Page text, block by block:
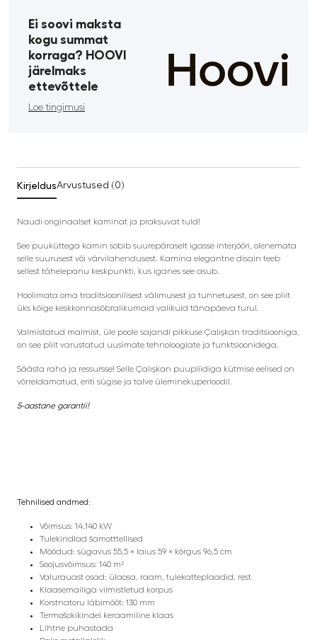
Ei soovi maksta
kogu summat
korraga? HOOVI
järelmaks
ettevõttele
Loe tingimusi
KirjeldusArvustused (0)
Naudi originaalset kaminat ja praksuvat tuld!
See puuküttega kamin sobib suurepäraselt igasse interjööri, olenemata
selle suurusest või värvilahendusest. Kamina elegantne disain teeb
sellest tähelepanu keskpunkti, kus iganes see asub.
Hoolimata oma traditsioonilisest välimusest ja tunnetusest, on see pliit
üks kõige keskkonnasõbralikumaid valikuid tänapäeva turul.
Valmistatud malmist, üle poole sajandi pikkuse Çalışkan traditsiooniga,
on see pliit varustatud uusimate tehnoloogiate ja funktsioonidega.
Säästa raha ja ressursse! Selle Çalışkan puupliidiga kütmise eelised on
võrreldamatud, eriti sügise ja talve üleminekuperioodil.
5-aastane garantii!
Tehnilised andmed:
Võimsus: 14,140 kW
Tulekindlad šamotttellised
Mõõdud: sügavus 55,5 × laius 59 × kõrgus 96,5 cm
Soojusvõimsus: 140 m²
Valurauast osad: ülaosa, raam, tulekatteplaadid, rest
Klaasemailiga viimistletud korpus
Korstnatoru läbimõõt: 130 mm
Termošokikindel keraamiline klaas
Lihtne puhastada